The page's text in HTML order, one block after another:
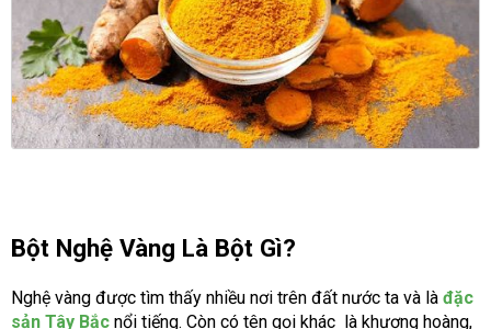
Bột Nghệ Vàng Là Bột Gì?
Nghệ vàng được tìm thấy nhiều nơi trên đất nước ta và là đặc
sản Tây Bắc nổi tiếng. Còn có tên gọi khác là khương hoàng,